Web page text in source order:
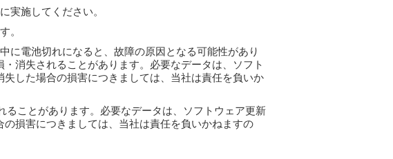
実施してください。
。
に電池切れになると、故障の原因となる可能性があり
消失されることがあります。必要なデータは、ソフト
した場合の損害につきましては、当社は責任を負いか
ことがあります。必要なデータは、ソフトウェア更新
損害につきましては、当社は責任を負いかねますの